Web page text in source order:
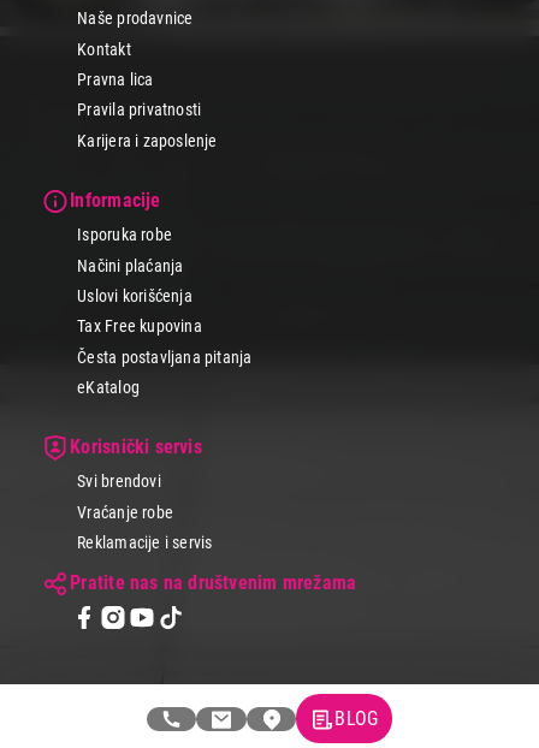
Naše prodavnice
Kontakt
Pravna lica
Pravila privatnosti
Karijera i zaposlenje
Informacije
Isporuka robe
Načini plaćanja
Uslovi korišćenja
Tax Free kupovina
Česta postavljana pitanja
eKatalog
Korisnički servis
Svi brendovi
Vraćanje robe
Reklamacije i servis
Pratite nas na društvenim mrežama
© 2026 Tehnomedia centar d.o.o.
BLOG